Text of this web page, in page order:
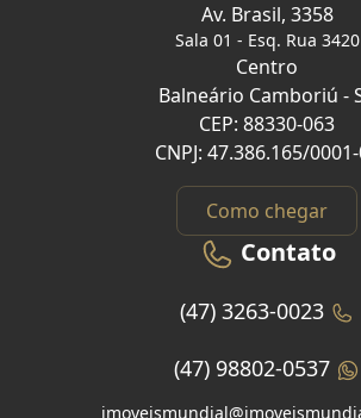
Av. Brasil, 3358
Sala 01 - Esq. Rua 3420
Centro
Balneário Camboriú -
CEP: 88330-063
CNPJ: 47.386.165/
Como chegar
Contato
(47) 3263-0023
(47) 98802-0537